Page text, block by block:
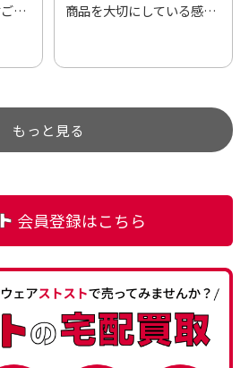
商品を大切にしている感が
うぐらい目立つことなく綺
麗な商品でお安く購入でき
もっと見る
会員登録はこちら